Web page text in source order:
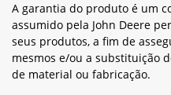
A garantia do produto é um
assumido pela John Deere
seus produtos, a fim de
mesmos e/ou a substituição
de material ou fabricação.